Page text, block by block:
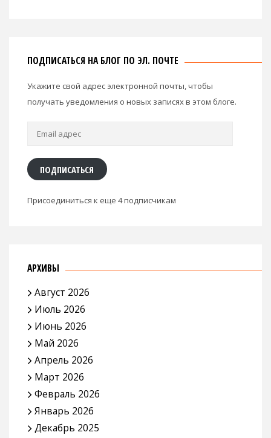
ПОДПИСАТЬСЯ НА БЛОГ ПО ЭЛ. ПОЧТЕ
Укажите свой адрес электронной почты, чтобы
получать уведомления о новых записях в этом блоге.
Email
ПОДПИСАТЬСЯ
Присоединиться к еще 4 подписчикам
АРХИВЫ
Август 2026
Июль 2026
Июнь 2026
Май 2026
Апрель 2026
Март 2026
Февраль 2026
Январь 2026
Декабрь 2025